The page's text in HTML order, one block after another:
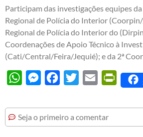
Participam das investigações equipes
Regional de Polícia do Interior
Regional de Polícia do Interior do
Coordenações de Apoio Técnico à
(Cati/Central/Feira/Jequié); e da 2ª
WhatsAppMessengerFacebook
Twitter Email
Seja o primeiro a comentar